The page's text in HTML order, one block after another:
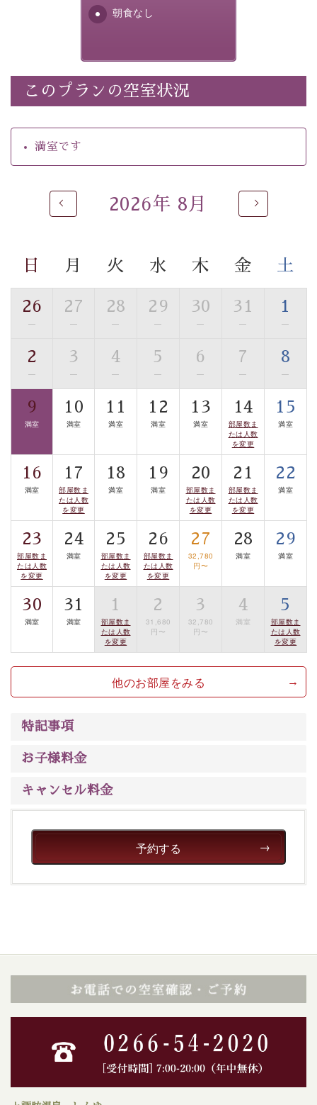
の効果が高い、極めて希有な源泉です。身も心も癒され
るご入浴をお愉しみください。
温泉の成分に合わせ、防菌防カビの特殊素材の畳を使
用。 足元が柔らかく、そして滑りにくい畳のお風呂で
ご了承のほどお願いいたします。
眺望はございませんが、源泉掛け流しの温泉の質を楽し
貸切温泉風呂
です。ゆったりといやされるプライベー
【旅】
■諏訪大社4社を巡る無料参拝バス
豊富な知識を持ったドライバー兼ガイドが諏訪大社をご
案内します。
事前ご予約制ですので、ご利用ご希望の方
※交通規制などにより運行できない日がございます
以上がプラン内容です。
上諏訪温泉“しんゆ”なら諏訪大社など歴史ある諏訪の街
清らかな源泉、諏訪湖に包まれるお部屋、 大人のたしな
のときを安心してお過ごしください。
朝食なし
このプランの空室状況
満室です
2026年 8月
日 月 火 水 木 金 土
26
—
27
—
28
—
29
—
30
—
31
—
1
—
2
—
3
—
4
—
5
—
6
—
7
—
8
—
9
満室
10
満室
11
満室
12
満室
13
満室
14
部屋数ま
たは人数
を変更
15
満室
16
満室
17
部屋数ま
たは人数
を変更
18
満室
19
満室
20
部屋数ま
たは人数
を変更
21
部屋数ま
たは人数
を変更
22
満室
23
部屋数ま
たは人数
を変更
24
満室
25
部屋数ま
たは人数
を変更
26
部屋数ま
たは人数
を変更
27
32,780
円〜
28
満室
29
満室
30
満室
31
満室
1
部屋数ま
たは人数
を変更
2
31,680
円〜
3
32,780
円〜
4
満室
5
部屋数ま
たは人数
を変更
他のお部屋をみる
特記事項
お子様料金
キャンセル料金
予約する